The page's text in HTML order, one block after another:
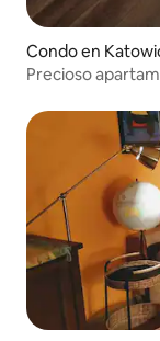
Condo en
Precioso